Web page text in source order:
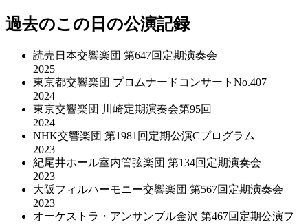
過去のこの日の公演記録
読売日本交響楽団 第647回定期演奏会
2025
東京都交響楽団 プロムナードコンサートNo.407
2024
東京交響楽団 川崎定期演奏会第95回
2024
NHK交響楽団 第1981回定期公演Cプログラム
2023
紀尾井ホール室内管弦楽団 第134回定期演奏会
2023
大阪フィルハーモニー交響楽団 第567回定期演奏会
2023
オーケストラ・アンサンブル金沢 第467回定期公演フ